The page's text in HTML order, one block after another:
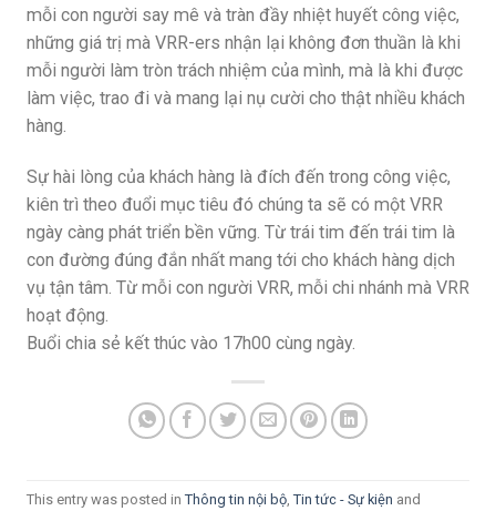
mỗi con người say mê và tràn đầy nhiệt huyết công việc,
những giá trị mà VRR-ers nhận lại không đơn thuần là khi
mỗi người làm tròn trách nhiệm của mình, mà là khi được
làm việc, trao đi và mang lại nụ cười cho thật nhiều khách
hàng.
Sự hài lòng của khách hàng là đích đến trong công việc,
kiên trì theo đuổi mục tiêu đó chúng ta sẽ có một VRR
ngày càng phát triển bền vững. Từ trái tim đến trái tim là
con đường đúng đắn nhất mang tới cho khách hàng dịch
vụ tận tâm. Từ mỗi con người VRR, mỗi chi nhánh mà VRR
hoạt động.
Buổi chia sẻ kết thúc vào 17h00 cùng ngày.
This entry was posted inThông tin nội bộ ,Tin tức - Sự kiện and